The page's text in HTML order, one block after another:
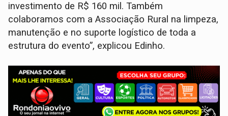
investimento de R$ 160 mil. Também
colaboramos com a Associação Rural na limpeza,
manutenção e no suporte logístico de toda a
estrutura do evento”, explicou Edinho.